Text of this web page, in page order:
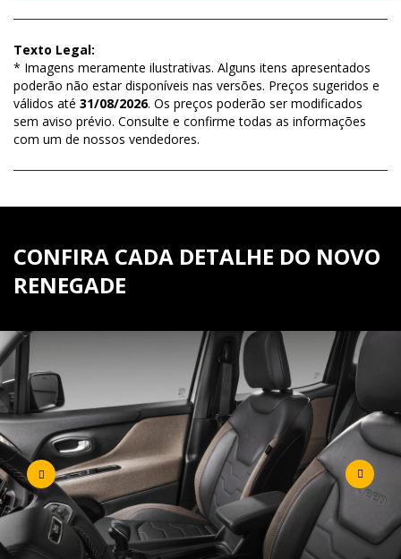
Texto Legal:
* Imagens meramente ilustrativas. Alguns itens apresentados
poderão não estar disponíveis nas versões. Preços sugeridos e
válidos até 31/08/2026. Os preços poderão ser modificados
sem aviso prévio. Consulte e confirme todas as informações
com um de nossos vendedores.
CONFIRA CADA DETALHE DO NOVO
RENEGADE